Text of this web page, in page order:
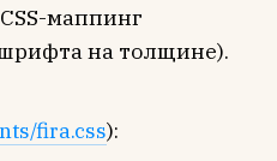
маппинг
на толщине).
fira.css):